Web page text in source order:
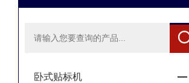
卧式贴标机